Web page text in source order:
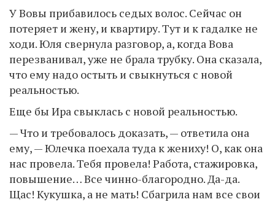
У Вовы прибавилось седых волос. Сейчас он
потеряет и жену, и квартиру. Тут и к гадалке не
ходи. Юля свернула разговор, а, когда Вова
перезванивал, уже не брала трубку. Она сказала,
что ему надо остыть и свыкнуться с новой
реальностью.
Еще бы Ира свыклась с новой реальностью.
— Что и требовалось доказать, — ответила она
ему, — Юлечка поехала туда к жениху! О, как она
нас провела. Тебя провела! Работа, стажировка,
повышение… Все чинно-благородно. Да-да.
Щас! Кукушка, а не мать! Сбагрила нам все свои